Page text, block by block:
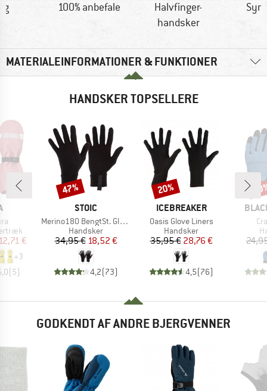
g 100% anbefale
Halvfinger-
handsker
MATERIALEINFORMATIONER & FUNKTIONER
HANDSKER TOPSELLERE
pris
€
+3
(5)
MÆRKE
STOIC
Artikel
Merino180 BengtSt. Glove
Produktgruppe
Handsker
Pris
34,95 €Nedsat pris
18,52 €
4,2(73)
Rabat
47%
MÆRKE
ICEBREAKER
Artikel
Oasis Glove Liners
Produktgruppe
Handsker
Pris
35,95 €Nedsat pris
28,76 €
4,5(76)
Rabat
20%
GODKENDT AF ANDRE BJERGVENNER